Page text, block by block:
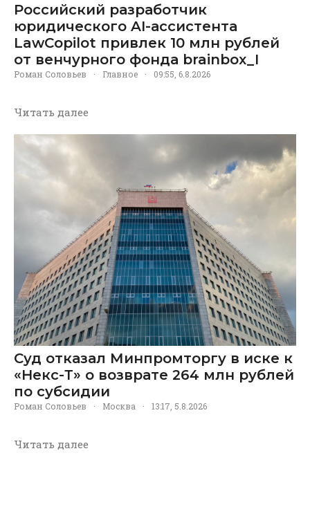
Российский разработчик
юридического AI-ассистента
LawCopilot привлек 10 млн рублей
от венчурного фонда brainbox_I
Роман Соловьев · Главное · 09:55, 6.8.2026
Читать далее
Суд отказал Минпромторгу в иске к
«Некс-Т» о возврате 264 млн рублей
по субсидии
Роман Соловьев · Москва · 13:17, 5.8.2026
Читать далее